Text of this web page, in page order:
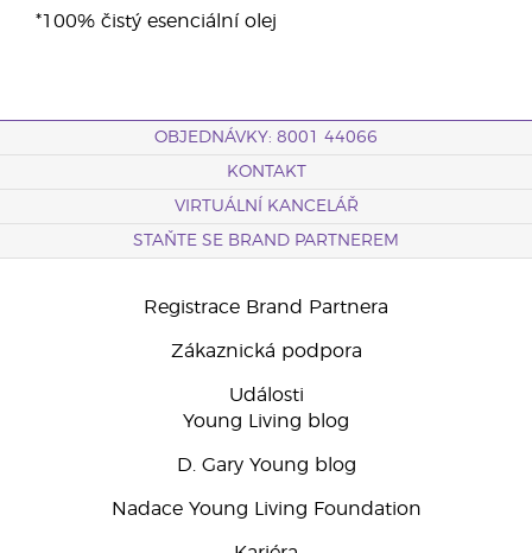
*100% čistý esenciální olej
OBJEDNÁVKY: 8001 44066
KONTAKT
VIRTUÁLNÍ KANCELÁŘ
STAŇTE SE BRAND PARTNEREM
Registrace Brand Partnera
Zákaznická podpora
Události
Young Living blog
D. Gary Young blog
Nadace Young Living Foundation